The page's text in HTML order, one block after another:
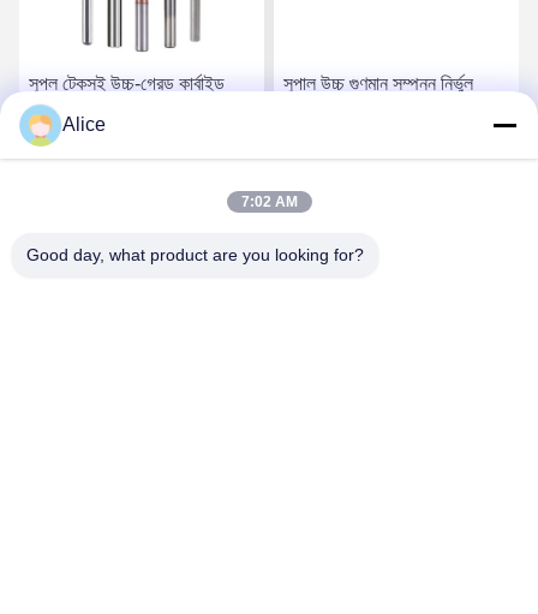
সুপল টেকসই উচ্চ-গ্রেড কার্বাইড
রাউটার বিট সঠিক কাঠের কাজের
অ্যাপ্লিকেশনগুলির জন্য
সুপাল উচ্চ গুণমান সম্পন্ন নির্ভুল
Alice
7:02 AM
Good day, what product are you looking for?